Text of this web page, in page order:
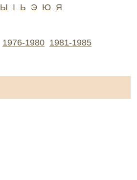
Ы І Ь Э Ю Я
1976-1980 1981-1985